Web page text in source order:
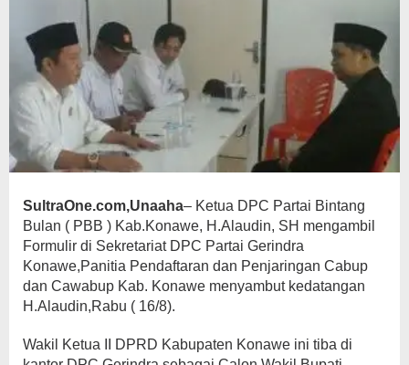
SultraOne.com,Unaaha– Ketua DPC Partai Bintang
Bulan ( PBB ) Kab.Konawe, H.Alaudin, SH mengambil
Formulir di Sekretariat DPC Partai Gerindra
Konawe,Panitia Pendaftaran dan Penjaringan Cabup
dan Cawabup Kab. Konawe menyambut kedatangan
H.Alaudin,Rabu ( 16/8).
Wakil Ketua II DPRD Kabupaten Konawe ini tiba di